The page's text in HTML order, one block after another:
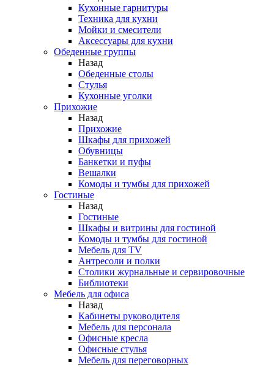
Кухонные гарнитуры
Техника для кухни
Мойки и смесители
Аксессуары для кухни
Обеденные группы
Назад
Обеденные столы
Стулья
Кухонные уголки
Прихожие
Назад
Прихожие
Шкафы для прихожей
Обувницы
Банкетки и пуфы
Вешалки
Комоды и тумбы для прихожей
Гостиные
Назад
Гостиные
Шкафы и витрины для гостиной
Комоды и тумбы для гостиной
Мебель для TV
Антресоли и полки
Столики журнальные и сервировочные
Библиотеки
Мебель для офиса
Назад
Кабинеты руководителя
Мебель для персонала
Офисные кресла
Офисные стулья
Мебель для переговорных